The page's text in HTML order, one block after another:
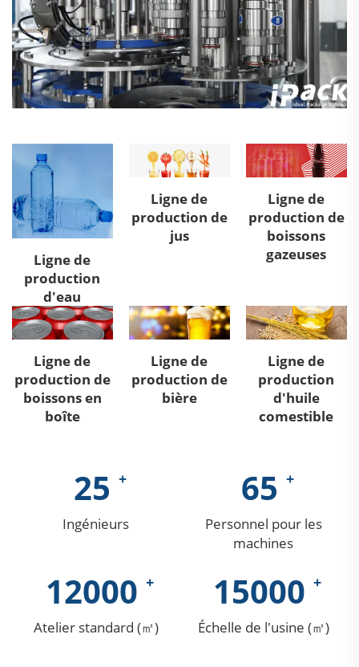
Ligne de
production
d'eau
Ligne de
production de
jus
Ligne de
production de
boissons
gazeuses
Ligne de
production de
boissons en
boîte
Ligne de
production de
bière
Ligne de
production
d'huile
comestible
25
Ingénieurs
65
Personnel pour les
machines
12000
Atelier standard (㎡)
15000
Échelle de l'usine (㎡)